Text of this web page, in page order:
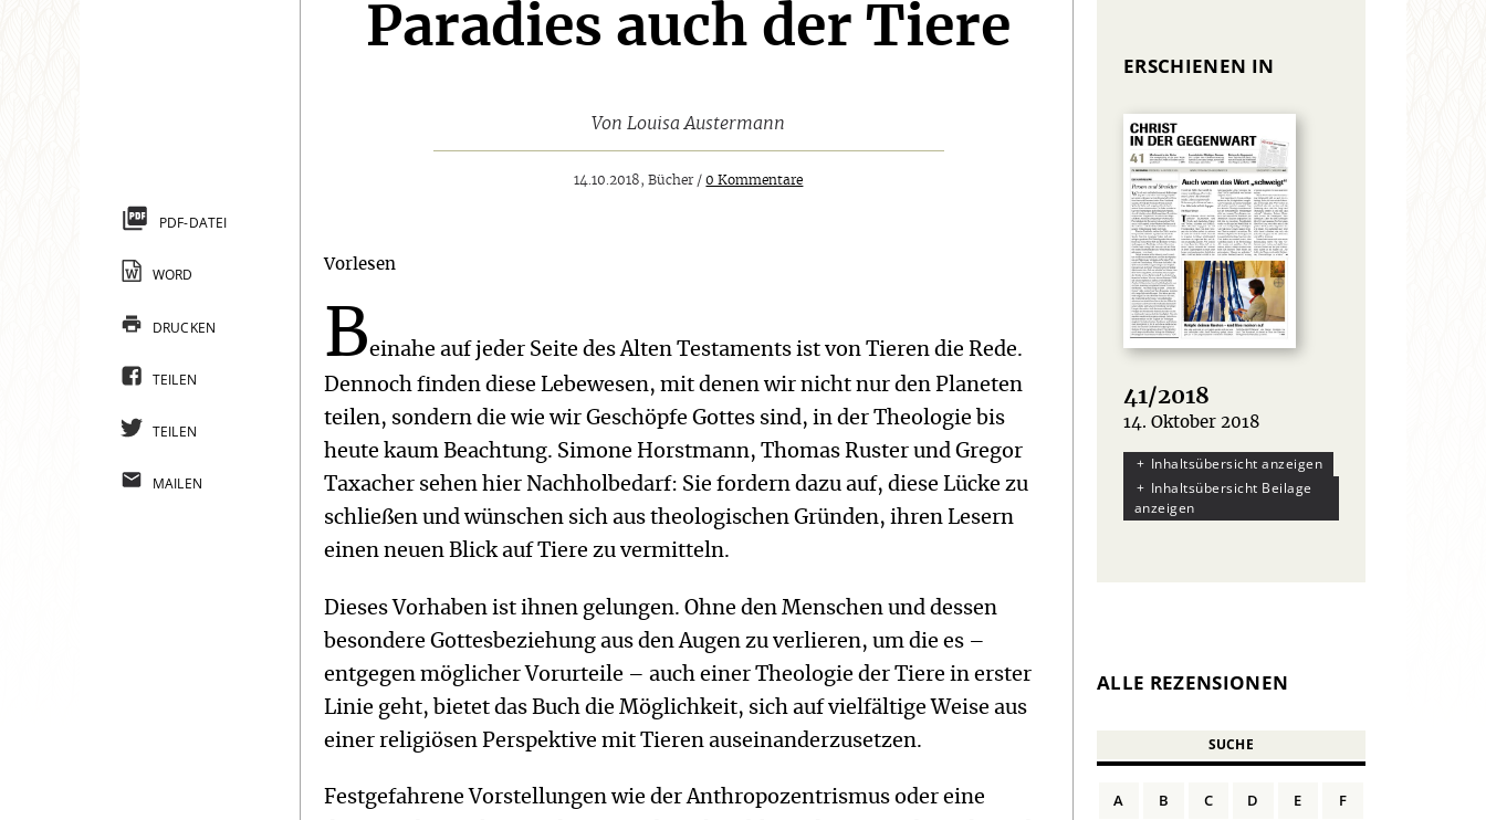
Paradies auch der Tiere
Von Louisa Austermann
14.10.2018, Bücher /0 Kommentare
Vorlesen
Beinahe auf jeder Seite des Alten Testaments ist von Tieren die Rede.
Dennoch finden diese Lebewesen, mit denen wir nicht nur den Planeten
teilen, sondern die wie wir Geschöpfe Gottes sind, in der Theologie bis
heute kaum Beachtung. Simone Horstmann, Thomas Ruster und Gregor
Taxacher sehen hier Nachholbedarf: Sie fordern dazu auf, diese Lücke zu
schließen und wünschen sich aus theologischen Gründen, ihren Lesern
einen neuen Blick auf Tiere zu vermitteln.
Dieses Vorhaben ist ihnen gelungen. Ohne den Menschen und dessen
besondere Gottesbeziehung aus den Augen zu verlieren, um die es –
entgegen möglicher Vorurteile – auch einer Theologie der Tiere in erster
Linie geht, bietet das Buch die Möglichkeit, sich auf vielfältige Weise aus
einer religiösen Perspektive mit Tieren auseinanderzusetzen.
Festgefahrene Vorstellungen wie der Anthropozentrismus oder eine
PDF-DATEI
WORD
DRUCKEN
TEILEN
TEILEN
MAILEN
ERSCHIENEN IN
41/2018
:
14. Oktober 2018
Inhaltsübersicht anzeigen
Inhaltsübersicht Beilage
anzeigen
ALLE REZENSIONEN
SUCHE
A B C D E F